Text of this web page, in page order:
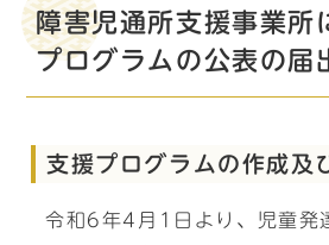
障害児通所支援事業所
プログラムの公表の届
支援プログラムの作成及
令和6年4月1日より、児童発